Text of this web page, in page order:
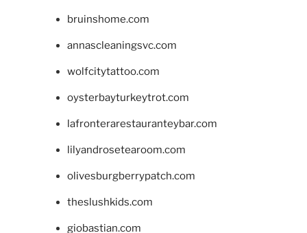
bruinshome.com
annascleaningsvc.com
wolfcitytattoo.com
oysterbayturkeytrot.com
lafronterarestauranteybar.com
lilyandrosetearoom.com
olivesburgberrypatch.com
theslushkids.com
giobastian.com